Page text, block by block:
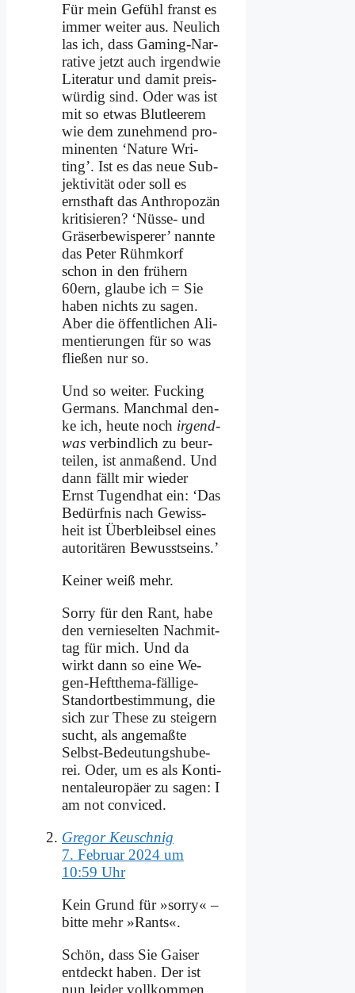
Für mein Ge­fühl franst es
im­mer wei­ter aus. Neu­lich
las ich, dass Gam­ing-Nar­
ra­ti­ve jetzt auch ir­gend­wie
Li­te­ra­tur und da­mit preis­
wür­dig sind. Oder was ist
mit so et­was Blut­lee­rem
wie dem zu­neh­mend pro­
mi­nen­ten ‘Na­tu­re Wri­
ting’. Ist es das neue Sub­
jek­ti­vi­tät oder soll es
ernst­haft das An­thro­po­zän
kri­ti­sie­ren? ‘Nüs­se- und
Grä­ser­be­wis­pe­rer’ nann­te
das Pe­ter Rühm­korf
schon in den frü­hern
60ern, glau­be ich = Sie
ha­ben nichts zu sa­gen.
Aber die öf­fent­li­chen Ali­
men­tie­run­gen für so was
flie­ßen nur so.
Und so wei­ter. Fuck­ing
Ger­mans. Manch­mal den­
ke ich, heu­te noch ir­gend­
was ver­bind­lich zu be­ur­
tei­len, ist an­ma­ßend. Und
dann fällt mir wie­der
Ernst Tu­gend­hat ein: ‘Das
Be­dürf­nis nach Ge­wiss­
heit ist Über­bleib­sel ei­nes
au­to­ri­tä­ren Be­wusst­seins.’
Kei­ner weiß mehr.
Sor­ry für den Rant, ha­be
den ver­nie­sel­ten Nach­mit­
tag für mich. Und da
wirkt dann so ei­ne We­
gen-Heft­the­ma-fäl­li­ge-
Stand­ort­be­stim­mung, die
sich zur The­se zu stei­gern
sucht, als an­ge­maß­te
Selbst-Be­deu­tungs­hu­be­
rei. Oder, um es als Kon­ti­
nen­tal­eu­ro­pä­er zu sa­gen: I
am not con­viced.
Gregor Keuschnig
7. Februar 2024 um
10:59 Uhr
Kein Grund für »sor­ry« –
bit­te mehr »Rants«.
Schön, dass Sie Gai­ser
ent­deckt ha­ben. Der ist
nun lei­der voll­kom­men